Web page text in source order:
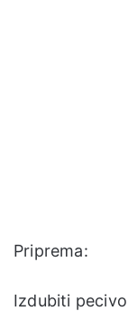
Priprema:
Izdubiti